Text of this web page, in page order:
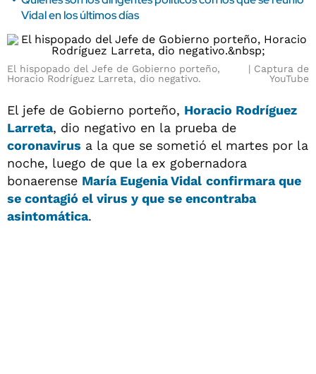
Vidal en los últimos días
El hispopado del Jefe de Gobierno porteño,
Horacio Rodríguez Larreta, dio negativo.
Captura de
YouTube
El jefe de Gobierno porteño, Horacio Rodríguez
Larreta, dio negativo en la prueba de
coronavirus a la que se sometió el martes por la
noche, luego de que la ex gobernadora
bonaerense María Eugenia Vidal confirmara que
se contagió el virus y que se encontraba
asintomática.